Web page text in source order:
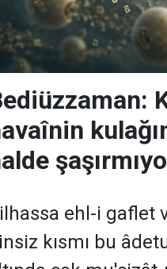
ehl-i gaflet
kısmı bu